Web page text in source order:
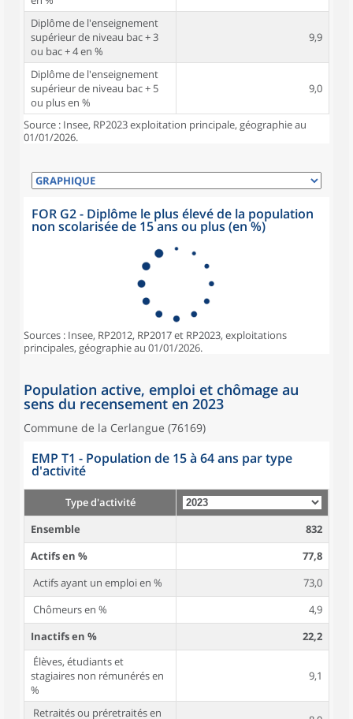
Diplôme de l'enseignement
supérieur de niveau bac + 3
ou bac + 4 en %
9,9
Diplôme de l'enseignement
supérieur de niveau bac + 5
ou plus en %
9,0
Source : Insee, RP2023 exploitation principale, géographie au
01/01/2026.
FOR G2 - Diplôme le plus élevé de la population
non scolarisée de 15 ans ou plus (en %)
Sources : Insee, RP2012, RP2017 et RP2023, exploitations
principales, géographie au 01/01/2026.
Population active, emploi et chômage au
sens du recensement en 2023
Commune de la Cerlangue (76169)
EMP T1 - Population de 15 à 64 ans par type
d'activité
Type d'activité
Ensemble
832
Actifs en %
77,8
Actifs ayant un emploi en %
73,0
Chômeurs en %
4,9
Inactifs en %
22,2
Élèves, étudiants et
stagiaires non rémunérés en
%
9,1
Retraités ou préretraités en